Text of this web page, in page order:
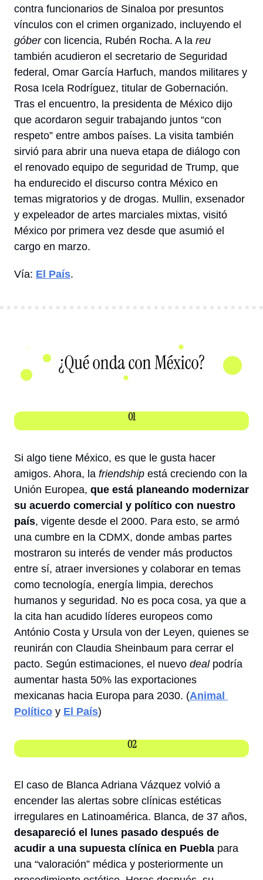
contra funcionarios de Sinaloa por presuntos
góber con licencia, Rubén Rocha. A la reu
también acudieron el secretario de Seguridad
federal, Omar García Harfuch, mandos militares y
Rosa Icela Rodríguez, titular de Gobernación.
Tras el encuentro, la presidenta de México dijo
que acordaron seguir trabajando juntos “con
respeto” entre ambos países. La visita también
sirvió para abrir una nueva etapa de diálogo con
el renovado equipo de seguridad de Trump, que
ha endurecido el discurso contra México en
temas migratorios y de drogas. Mullin, exsenador
y expeleador de artes marciales mixtas, visitó
México por primera vez desde que asumió el
cargo en marzo.
Vía: El País.
01
Si algo tiene México, es que le gusta hacer
amigos. Ahora, la friendship está creciendo con la
Unión Europea, que está planeando modernizar
su acuerdo comercial y político con nuestro
país, vigente desde el 2000. Para esto, se armó
una cumbre en la CDMX, donde ambas partes
mostraron su interés de vender más productos
entre sí, atraer inversiones y colaborar en temas
como tecnología, energía limpia, derechos
humanos y seguridad. No es poca cosa, ya que a
la cita han acudido líderes europeos como
António Costa y Ursula von der Leyen, quienes se
reunirán con Claudia Sheinbaum para cerrar el
pacto. Según estimaciones, el nuevo deal podría
aumentar hasta 50% las exportaciones
mexicanas hacia Europa para 2030. (Animal
Político y El País)
02
El caso de Blanca Adriana Vázquez volvió a
encender las alertas sobre clínicas estéticas
desapareció el lunes pasado después de
acudir a una supuesta clínica en Puebla para
una “valoración” médica y posteriormente un